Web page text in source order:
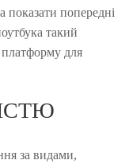
показати попередні
такий
для
за видами,